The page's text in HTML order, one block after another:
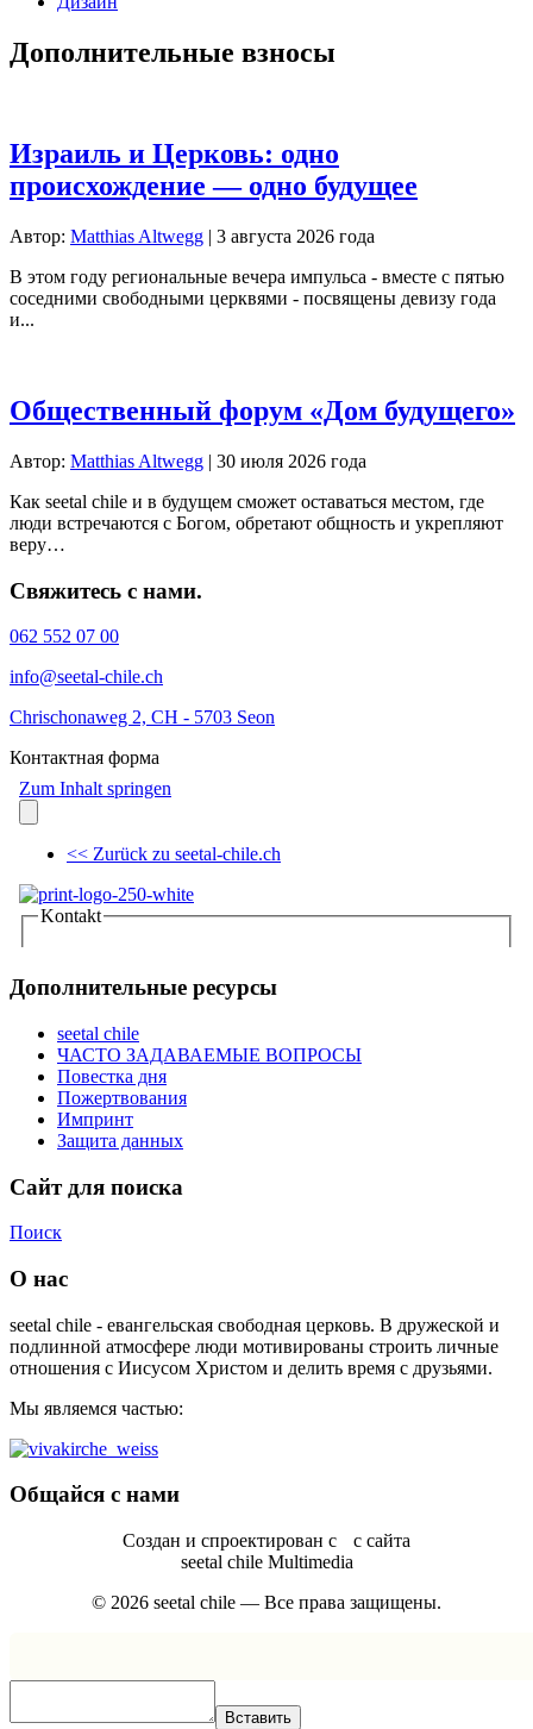
Дополнительные взносы
Израиль и Церковь: одно
происхождение — одно будущее
Автор: Matthias Altwegg | 3 августа 2026 года
В этом году региональные вечера импульса - вместе с пятью
соседними свободными церквями - посвящены девизу года
и...
Общественный форум «Дом будущего»
Автор: Matthias Altwegg | 30 июля 2026 года
Как seetal chile и в будущем сможет оставаться местом, где
люди встречаются с Богом, обретают общность и укрепляют
веру…
Свяжитесь с нами.
062 552 07 00
info@seetal-chile.ch
Chrischonaweg 2, CH - 5703 Seon
Контактная форма
Дополнительные ресурсы
seetal chile
ЧАСТО ЗАДАВАЕМЫЕ ВОПРОСЫ
Повестка дня
Пожертвования
Импринт
Защита данных
Сайт для поиска
Поиск
О нас
seetal chile - евангельская свободная церковь. В дружеской и
подлинной атмосфере люди мотивированы строить личные
отношения с Иисусом Христом и делить время с друзьями.
Мы являемся частью:
Общайся с нами
Создан и спроектирован с
с сайта
seetal chile Multimedia
© 2026 seetal chile — Все права защищены.
Вставить